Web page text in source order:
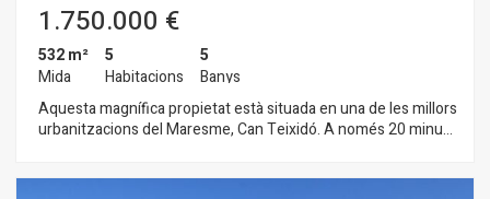
1.750.000 €
532 m²
Mida
5
Habitacions
5
Banys
Aquesta magnífica propietat està situada en una de les millors
urbanitzacions del Maresme, Can Teixidó. A només 20 minuts